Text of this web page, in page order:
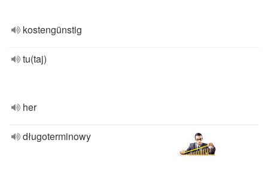
kostengünstig
tu(taj)
her
długoterminowy